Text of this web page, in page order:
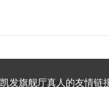
凯发旗舰厅真人的友情链